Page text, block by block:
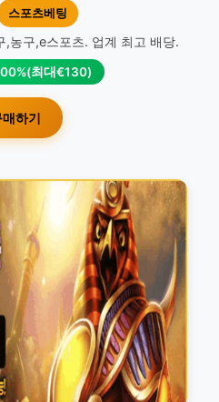
스포츠베팅
,농구,e스포츠. 업계 최고 배당.
최대€130)
매하기